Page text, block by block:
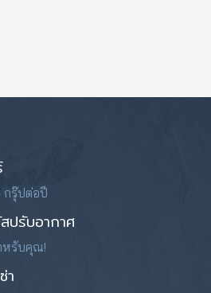
กรุ๊ปต่อปี
ปรับอากาศ
หรับคุณ!
า